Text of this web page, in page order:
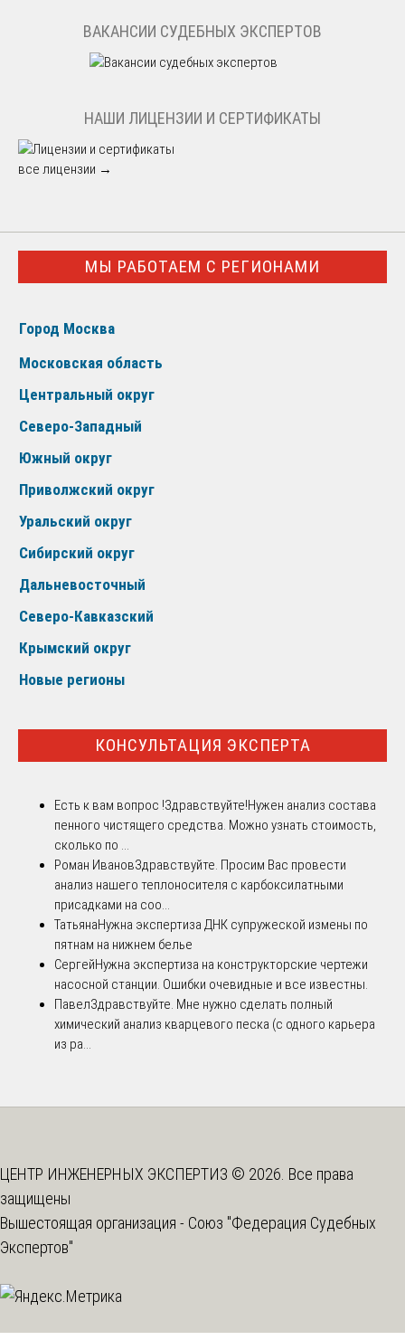
ВАКАНСИИ СУДЕБНЫХ ЭКСПЕРТОВ
НАШИ ЛИЦЕНЗИИ И СЕРТИФИКАТЫ
все лицензии →
МЫ РАБОТАЕМ С РЕГИОНАМИ
Город Москва
Московская область
Центральный округ
Северо-Западный
Южный округ
Приволжский округ
Уральский округ
Сибирский округ
Дальневосточный
Северо-Кавказский
Крымский округ
Новые регионы
КОНСУЛЬТАЦИЯ ЭКСПЕРТА
Есть к вам вопрос !Здравствуйте!Нужен анализ состава
пенного чистящего средства. Можно узнать стоимость,
сколько по ...
Роман ИвановЗдравствуйте. Просим Вас провести
анализ нашего теплоносителя с карбоксилатными
присадками на соо...
ТатьянаНужна экспертиза ДНК супружеской измены по
пятнам на нижнем белье
СергейНужна экспертиза на конструкторские чертежи
насосной станции. Ошибки очевидные и все известны.
ПавелЗдравствуйте. Мне нужно сделать полный
химический анализ кварцевого песка (с одного карьера
из ра...
ЦЕНТР ИНЖЕНЕРНЫХ ЭКСПЕРТИЗ © 2026. Все права
защищены
Вышестоящая организация - Союз "Федерация Судебных
Экспертов"